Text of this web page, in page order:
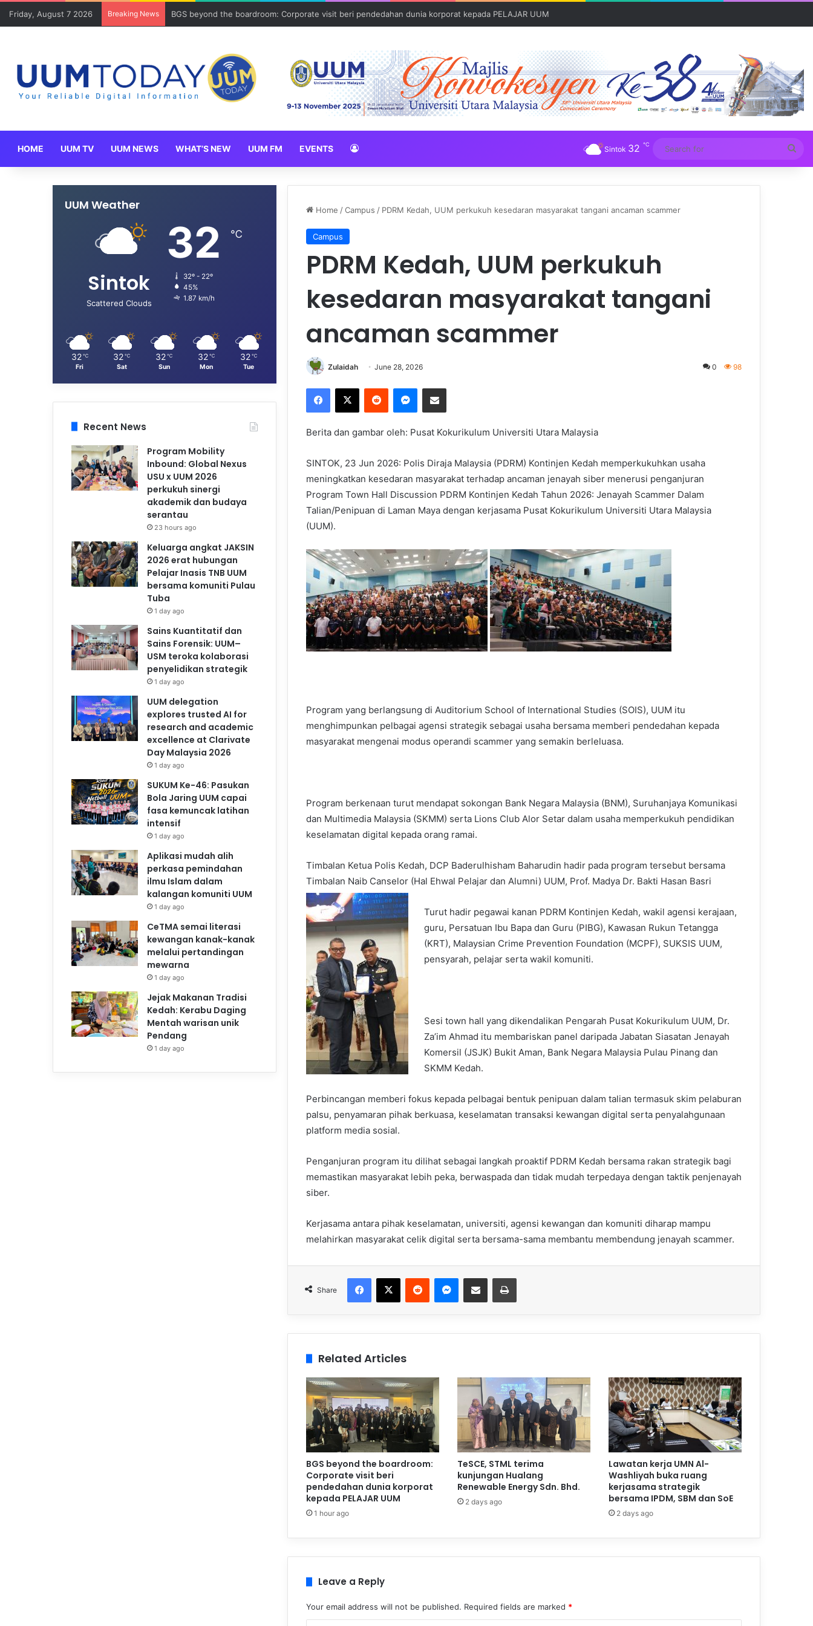
Friday, August 7 2026 Breaking News BGS beyond the boardroom: Corporate visit beri pendedahan dunia korporat kepada PELAJAR UUM
HOME UUM TV UUM NEWS WHAT’S NEW UUM FM EVENTS Sintok 32 ℃
for
Home /Campus / PDRM Kedah, UUM perkukuh kesedaran masyarakat tangani ancaman scammer
Campus
PDRM Kedah, UUM perkukuh
kesedaran masyarakat tangani
ancaman scammer
Zulaidah June 28, 2026 0 98
Berita dan gambar oleh: Pusat Kokurikulum Universiti Utara Malaysia
SINTOK, 23 Jun 2026: Polis Diraja Malaysia (PDRM) Kontinjen Kedah memperkukuhkan usaha
meningkatkan kesedaran masyarakat terhadap ancaman jenayah siber menerusi penganjuran
Program Town Hall Discussion PDRM Kontinjen Kedah Tahun 2026: Jenayah Scammer Dalam
Talian/Penipuan di Laman Maya dengan kerjasama Pusat Kokurikulum Universiti Utara Malaysia
(UUM).
Program yang berlangsung di Auditorium School of International Studies (SOIS), UUM itu
menghimpunkan pelbagai agensi strategik sebagai usaha bersama memberi pendedahan kepada
masyarakat mengenai modus operandi scammer yang semakin berleluasa.
Program berkenaan turut mendapat sokongan Bank Negara Malaysia (BNM), Suruhanjaya Komunikasi
dan Multimedia Malaysia (SKMM) serta Lions Club Alor Setar dalam usaha memperkukuh pendidikan
keselamatan digital kepada orang ramai.
Timbalan Ketua Polis Kedah, DCP Baderulhisham Baharudin hadir pada program tersebut bersama
Timbalan Naib Canselor (Hal Ehwal Pelajar dan Alumni) UUM, Prof. Madya Dr. Bakti Hasan Basri
Turut hadir pegawai kanan PDRM Kontinjen Kedah, wakil agensi kerajaan,
guru, Persatuan Ibu Bapa dan Guru (PIBG), Kawasan Rukun Tetangga
(KRT), Malaysian Crime Prevention Foundation (MCPF), SUKSIS UUM,
pensyarah, pelajar serta wakil komuniti.
Sesi town hall yang dikendalikan Pengarah Pusat Kokurikulum UUM, Dr.
Za’im Ahmad itu membariskan panel daripada Jabatan Siasatan Jenayah
Komersil (JSJK) Bukit Aman, Bank Negara Malaysia Pulau Pinang dan
SKMM Kedah.
Perbincangan memberi fokus kepada pelbagai bentuk penipuan dalam talian termasuk skim pelaburan
palsu, penyamaran pihak berkuasa, keselamatan transaksi kewangan digital serta penyalahgunaan
platform media sosial.
Penganjuran program itu dilihat sebagai langkah proaktif PDRM Kedah bersama rakan strategik bagi
memastikan masyarakat lebih peka, berwaspada dan tidak mudah terpedaya dengan taktik penjenayah
siber.
Kerjasama antara pihak keselamatan, universiti, agensi kewangan dan komuniti diharap mampu
melahirkan masyarakat celik digital serta bersama-sama membantu membendung jenayah scammer.
Share
Related Articles
BGS beyond the boardroom:
Corporate visit beri
pendedahan dunia korporat
kepada PELAJAR UUM
1 hour ago
TeSCE, STML terima
kunjungan Hualang
Renewable Energy Sdn. Bhd.
2 days ago
Lawatan kerja UMN Al-
Washliyah buka ruang
kerjasama strategik
bersama IPDM, SBM dan SoE
2 days ago
Leave a Reply
Your email address will not be published. Required fields are marked *
UUM Weather
Sintok
Scattered Clouds
32 ℃
32º - 22º
45%
1.87 km/h
32 ℃
Fri
32 ℃
Sat
32 ℃
Sun
32 ℃
Mon
32 ℃
Tue
Recent News
Program Mobility
Inbound: Global Nexus
USU x UUM 2026
perkukuh sinergi
akademik dan budaya
serantau
23 hours ago
Keluarga angkat JAKSIN
2026 erat hubungan
Pelajar Inasis TNB UUM
bersama komuniti Pulau
Tuba
1 day ago
Sains Kuantitatif dan
Sains Forensik: UUM–
USM teroka kolaborasi
penyelidikan strategik
1 day ago
UUM delegation
explores trusted AI for
research and academic
excellence at Clarivate
Day Malaysia 2026
1 day ago
SUKUM Ke-46: Pasukan
Bola Jaring UUM capai
fasa kemuncak latihan
intensif
1 day ago
Aplikasi mudah alih
perkasa pemindahan
ilmu Islam dalam
kalangan komuniti UUM
1 day ago
CeTMA semai literasi
kewangan kanak-kanak
melalui pertandingan
mewarna
1 day ago
Jejak Makanan Tradisi
Kedah: Kerabu Daging
Mentah warisan unik
Pendang
1 day ago